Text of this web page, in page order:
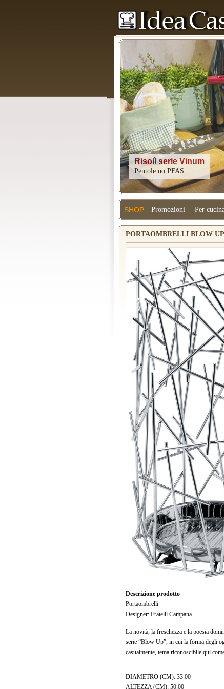
Kitchenaid
SHOP: Promozioni Per
PORTAOMBRELLI BLOW
Descrizione prodotto
Portaombrelli
Designer: Fratelli Campana
La novità, la freschezza e la poesia
serie “Blow Up”, in cui la forma degli
casualmente, tema riconoscibile qui
DIAMETRO (CM): 33.00
ALTEZZA (CM): 50.00